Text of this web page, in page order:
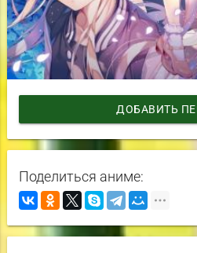
ДОБАВИТЬ
Поделиться аниме: